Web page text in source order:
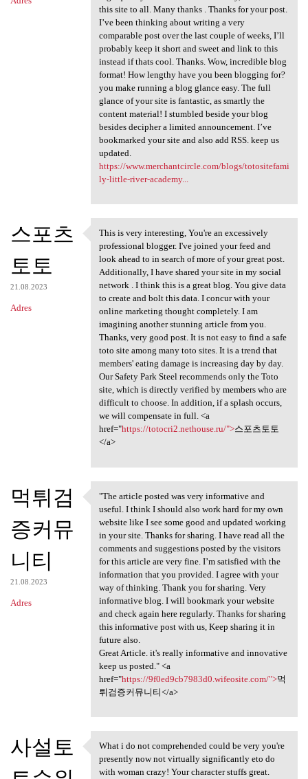
this site to all. Many thanks . Thanks for your post.
I’ve been thinking about writing a very
comparable post over the last couple of weeks, I’ll
probably keep it short and sweet and link to this
instead if thats cool. Thanks. Wow, incredible blog
format! How lengthy have you been blogging for?
you make running a blog glance easy. The full
glance of your site is fantastic, as smartly the
content material! I stumbled beside your blog
besides decipher a limited announcement. I’ve
bookmarked your site and also add RSS. keep us
updated.
https://www.merchantcircle.com/blogs/totositefami
ly-little-river-academy...
스포츠
토토
21.08.2023
Adres
This is very interesting, You
This is very interesting, You're an excessively
professional blogger. I've joined your feed and
look ahead to in search of more of your great post.
Additionally, I have shared your site in my social
network . I think this is a great blog. You give data
to create and bolt this data. I concur with your
online marketing thought completely. I am
imagining another stunning article from you.
Thanks, very good post. It is not easy to find a safe
toto site among many toto sites. It is a trend that
members' eating damage is increasing day by day.
Our Safety Park Steel recommends only the Toto
site, which is directly verified by members who are
difficult to choose. In addition, if a splash occurs,
we will compensate in full. <a
href="https://totocri2.nethouse.ru/">스포츠토토
</a>
먹튀검
증커뮤
니티
21.08.2023
Adres
"The article posted was very
"The article posted was very informative and
useful. I think I should also work hard for my own
website like I see some good and updated working
in your site. Thanks for sharing. I have read all the
comments and suggestions posted by the visitors
for this article are very fine. I’m satisfied with the
information that you provided. I agree with your
way of thinking. Thank you for sharing. Very
informative blog. I will bookmark your website
and check again here regularly. Thanks for sharing
this informative post with us, Keep sharing it in
future also.
Great Article. it's really informative and innovative
keep us posted." <a
href="https://9f0ed9cb7983d0.wifeosite.com/">먹
튀검증커뮤니티</a>
사설토
What i do not comprehended
What i do not comprehended could be very you're
presently now not virtually significantly eto do
with woman crazy! Your character stuffs great.